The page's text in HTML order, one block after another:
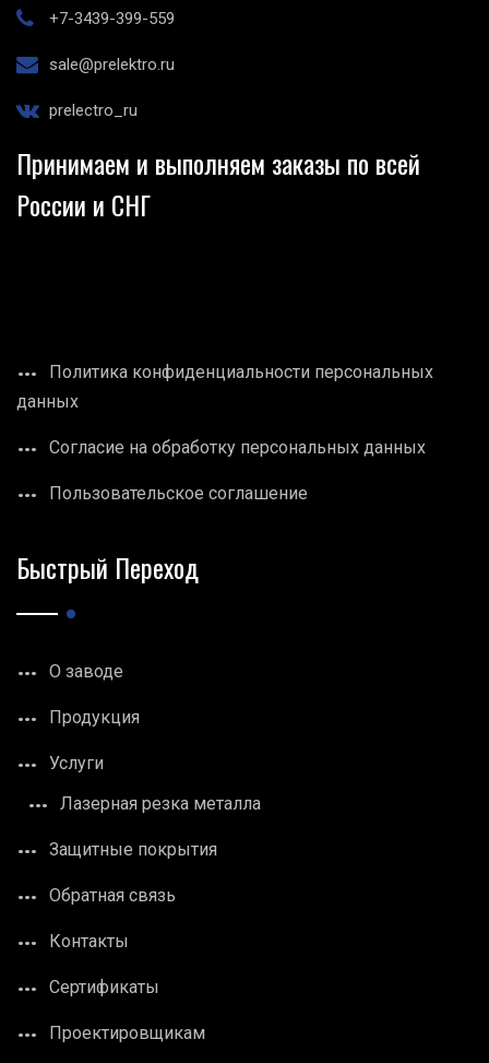
+7-3439-399-559
sale@prelektro.ru
prelectro_ru
Принимаем и выполняем заказы по всей
России и СНГ
Политика конфиденциальности персональных
данных
Согласие на обработку персональных данных
Пользовательское соглашение
Быстрый Переход
О заводе
Продукция
Услуги
Лазерная резка металла
Защитные покрытия
Обратная связь
Контакты
Сертификаты
Проектировщикам